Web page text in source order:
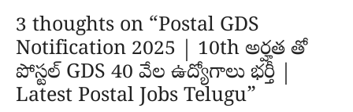
3 thoughts on “Postal GDS
Notification 2025 | 10th అర్హత తో
పోస్టల్ GDS 40 వేల ఉద్యోగాలు భర్తీ |
Latest Postal Jobs Telugu”